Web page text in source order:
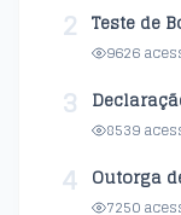
2 Teste de
9626
3
8539
4 Outorga
7250